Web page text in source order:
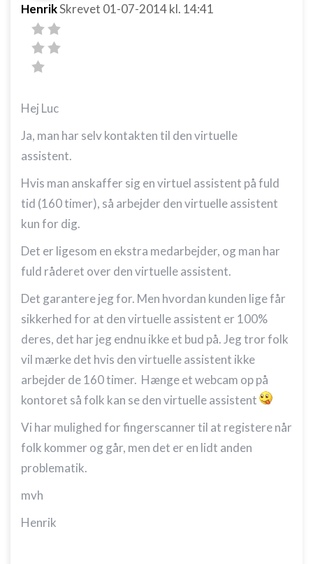
HenrikSkrevet 01-07-2014kl. 14:41
Hej Luc
Ja, man har selv kontakten til den virtuelle
assistent.
Hvis man anskaffer sig en virtuel assistent på fuld
tid (160 timer), så arbejder den virtuelle assistent
kun for dig.
Det er ligesom en ekstra medarbejder, og man har
fuld råderet over den virtuelle assistent.
Det garantere jeg for. Men hvordan kunden lige får
sikkerhed for at den virtuelle assistent er 100%
deres, det har jeg endnu ikke et bud på. Jeg tror folk
vil mærke det hvis den virtuelle assistent ikke
arbejder de 160 timer. Hænge et webcam op på
kontoret så folk kan se den virtuelle assistent
Vi har mulighed for fingerscanner til at registere når
folk kommer og går, men det er en lidt anden
problematik.
mvh
Henrik